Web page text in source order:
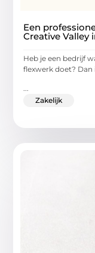
Een
Creative Valley
Heb je een bedrijf
flexwerk doet? Dan
...
Zakelijk